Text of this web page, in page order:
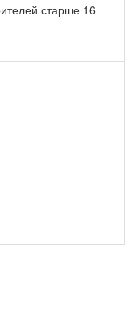
старше 16